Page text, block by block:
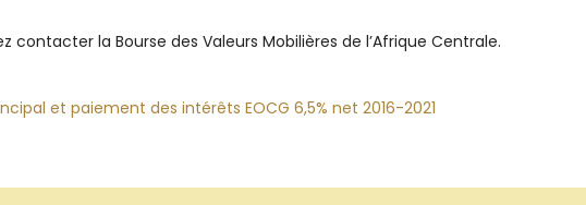
la Bourse des Valeurs Mobilières de l’Afrique Centrale.
et paiement des intérêts EOCG 6,5% net 2016-2021